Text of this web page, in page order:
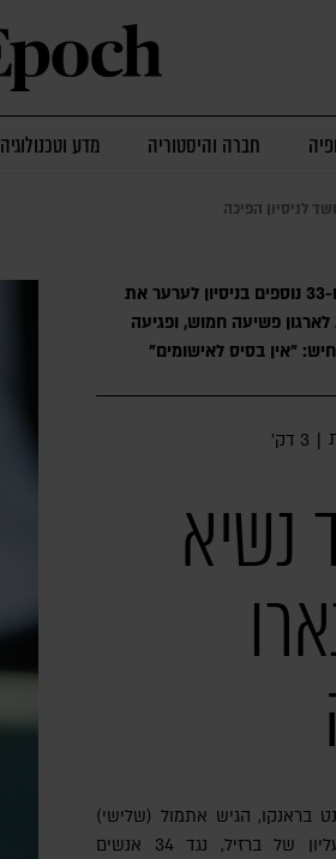
חברה והיסטוריה מדע וטכנולוגיה
לניסיון הפיכה
התובע הכללי מאשים את הנשיא לשעבר ו-33 נוספים בניסיון לערער את
פשיעה חמוש, ופגיעה
"אין בסיס לאישומים"
| 3 דק׳
נשיא
בראנקו, הגיש אתמול (שלישי)
כתב אישום לבית המשפט העליון של ברזיל, נגד 34 אנשים